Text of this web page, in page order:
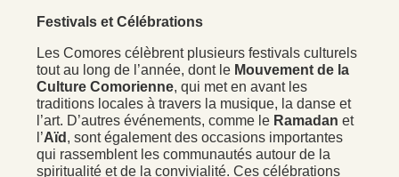
Festivals et Célébrations
Les Comores célèbrent plusieurs festivals culturels
tout au long de l’année, dont le Mouvement de la
Culture Comorienne, qui met en avant les
traditions locales à travers la musique, la danse et
l’art. D’autres événements, comme le Ramadan et
l’Aïd , sont également des occasions importantes
qui rassemblent les communautés autour de la
spiritualité et de la convivialité. Ces célébrations